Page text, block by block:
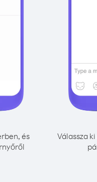
és
Válassza